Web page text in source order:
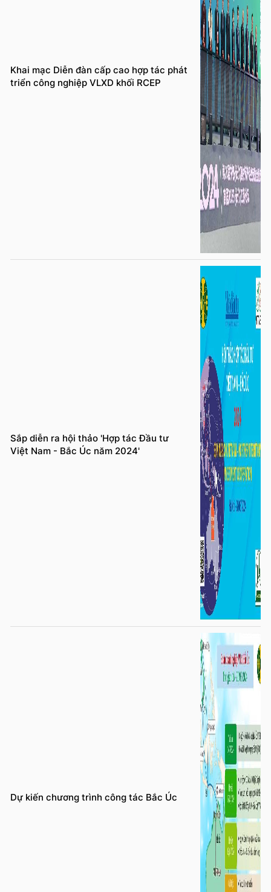
Khai mạc Diễn đàn cấp cao hợp tác phát
triển công nghiệp VLXD khối RCEP
Sắp diễn ra hội thảo 'Hợp tác Đầu tư
Việt Nam - Bắc Úc năm 2024'
Dự kiến chương trình công tác Bắc Úc